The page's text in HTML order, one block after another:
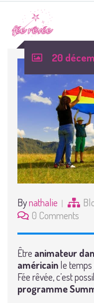
20
Bynathalie
0 Comments
Être animateur
américainle temps
Fée rêvée, c’est
programme